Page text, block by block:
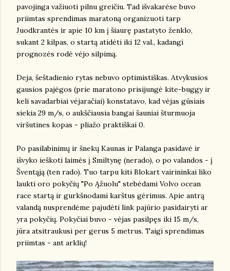
pavojinga važiuoti pilnu greičiu. Tad išvakarėse buvo
priimtas sprendimas maratoną organizuoti tarp
Juodkrantės ir apie 10 km į šiaurę pastatyto ženklo,
sukant 2 kilpas, o startą atidėti iki 12 val., kadangi
prognozės rodė vėjo silpimą.
Deja, šeštadienio rytas nebuvo optimistiškas. Atvykusios
gausios pajėgos (prie maratono prisijungė kite-buggy ir
keli savadarbiai vėjaračiai) konstatavo, kad vėjas gūsiais
siekia 29 m/s, o aukščiausia bangai šauniai šturmuoja
viršutines kopas - pliažo praktiškai 0.
Po pasilabinimų ir šnekų Kaunas ir Palanga pasidavė ir
išvyko ieškoti laimės į Smiltynę (nerado), o po valandos - į
Šventąją (ten rado). Tuo tarpu kiti Blokart vairininkai liko
laukti oro pokyčių "Po Ąžuolu" stebėdami Volvo ocean
race startą ir gurkšnodami karštus gėrimus. Apie antrą
valandą nusprendėme pajudėti link pajūrio pasidairyti ar
yra pokyčių. Pokyčiai buvo - vėjas pasilpęs iki 15 m/s,
jūra atsitraukusi per gerus 5 metrus. Taigi sprendimas
priimtas - ant arklių!